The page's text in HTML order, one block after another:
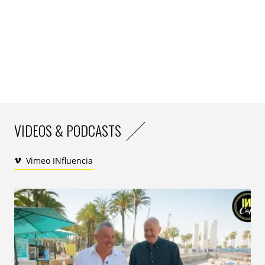
existent parmi les Etats-membres. Certains, comme la
France, veulent s’assurer que ces régulations ne limitent
Lawson.LesEtats-Unis
« light ». LaChine
, elle, ne régule rien du tout afin
d’encourager la création de champions locaux de taille
mondiale et quand ces derniers commenceront à devenir
trop puissants, c’est là que le régime leur imposera des
règles strictes comme on l’a déjà vu sur internet. Cette
VIDEOS & PODCASTS
Vimeo INfluencia